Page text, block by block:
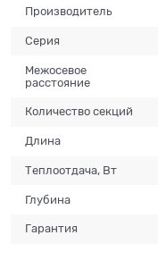
Производитель
Серия
Межосевое
расстояние
Количество секций
Длина
Теплоотдача, Вт
Глубина
Гарантия